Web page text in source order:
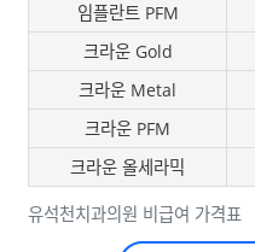
유석천치과의원 비급여 가격표
임플란트 PFM
크라운 Gold
크라운 Metal
크라운 PFM
크라운 올세라믹